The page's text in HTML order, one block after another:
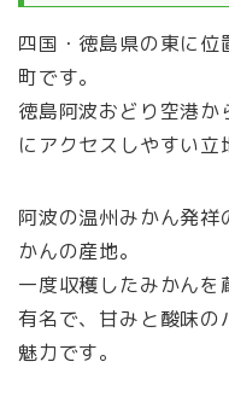
四国・徳島県の東に
町です。
徳島阿波おどり空港
にアクセスしやすい立
阿波の温州みかん発
かんの産地。
一度収穫したみかん
有名で、甘みと酸味の
魅力です。